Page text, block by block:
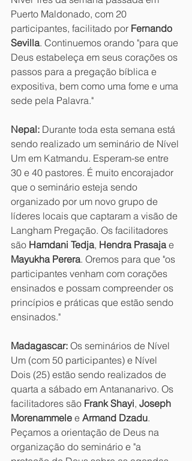
Puerto Maldonado, com 20
participantes, facilitado por Fernando
Sevilla. Continuemos orando "para que
Deus estabeleça em seus corações os
passos para a pregação bíblica e
expositiva, bem como uma fome e uma
sede pela Palavra."
Nepal: Durante toda esta semana está
sendo realizado um seminário de Nível
Um em Katmandu. Esperam-se entre
30 e 40 pastores. É muito encorajador
que o seminário esteja sendo
organizado por um novo grupo de
líderes locais que captaram a visão de
Langham Pregação. Os facilitadores
são Hamdani Tedja, Hendra Prasaja e
Mayukha Perera. Oremos para que "os
participantes venham com corações
ensinados e possam compreender os
princípios e práticas que estão sendo
ensinados."
Madagascar: Os seminários de Nível
Um (com 50 participantes) e Nível
Dois (25) estão sendo realizados de
quarta a sábado em Antananarivo. Os
facilitadores são Frank Shayi, Joseph
Morenammele e Armand Dzadu.
Peçamos a orientação de Deus na
organização do seminário e "a